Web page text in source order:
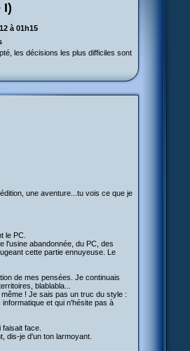
I)
à 01h15
les décisions les plus difficiles sont
une aventure...tu vois ce que je
le PC.
l'usine abandonnée, du PC, des
cette partie ennuyeuse. Le
de mes pensées. Je continuais
blablabla...
! Je sais pas un truc du style :
et qui n'hésite pas à
face.
dis-je d'un ton larmoyant.